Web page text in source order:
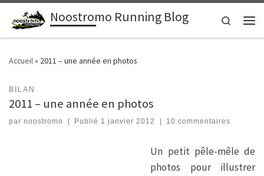
Passer au contenuNoostromo Running Blog
Search
Accueil» 2011 – une année en photos
BILAN
2011 – une année en photos
par noostromo Publié 1 janvier 2012 10 commentaires
Un petit pêle-mêle de
photos pour illustrer